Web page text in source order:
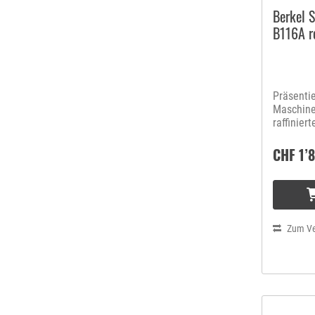
Berkel
B116A
CHF
Zum